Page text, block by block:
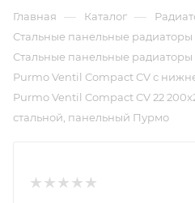
Главная — Каталог —
Стальные панельные радиаторы
Стальные панельные
Purmo Ventil Compact CV с
Purmo Ventil Compact CV 22
стальной, панельный Пурмо